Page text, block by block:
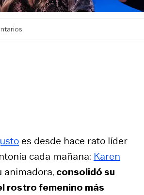
es desde hace rato líder
cada mañana: Karen
animadora, consolidó su
rostro femenino más